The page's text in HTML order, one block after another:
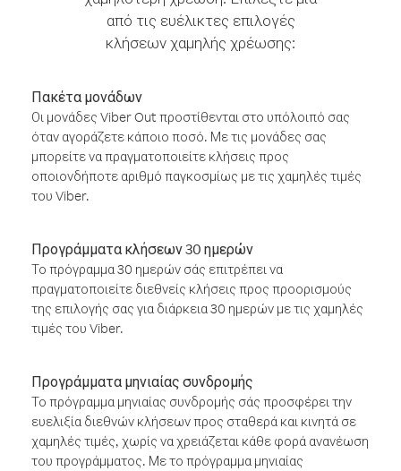
από τις ευέλικτες επιλογές
κλήσεων χαμηλής χρέωσης:
Πακέτα μονάδων
Οι μονάδες Viber Out προστίθενται στο υπόλοιπό σας
όταν αγοράζετε κάποιο ποσό. Με τις μονάδες σας
μπορείτε να πραγματοποιείτε κλήσεις προς
οποιονδήποτε αριθμό παγκοσμίως με τις χαμηλές τιμές
του Viber.
Προγράμματα κλήσεων 30 ημερών
Το πρόγραμμα 30 ημερών σάς επιτρέπει να
πραγματοποιείτε διεθνείς κλήσεις προς προορισμούς
της επιλογής σας για διάρκεια 30 ημερών με τις χαμηλές
τιμές του Viber.
Προγράμματα μηνιαίας συνδρομής
Το πρόγραμμα μηνιαίας συνδρομής σάς προσφέρει την
ευελιξία διεθνών κλήσεων προς σταθερά και κινητά σε
χαμηλές τιμές, χωρίς να χρειάζεται κάθε φορά ανανέωση
του προγράμματος. Με το πρόγραμμα μηνιαίας